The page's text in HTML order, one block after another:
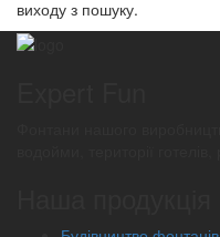
виходу з пошуку.